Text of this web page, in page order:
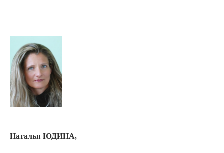
Наталья ЮДИНА,